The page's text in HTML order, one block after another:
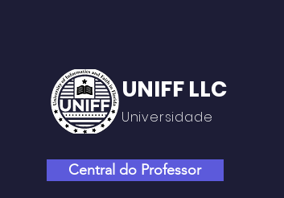
UNIFF LLC
Universidade
Central do Professor